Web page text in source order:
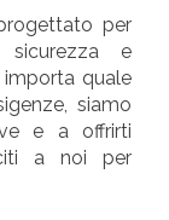
per
sicurezza e
quale
siamo
e a offrirti
a noi per